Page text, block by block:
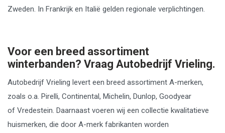
Zweden. In Frankrijk en Italië gelden regionale verplichtingen.
Voor een breed assortiment
winterbanden? Vraag Autobedrijf Vrieling.
Autobedrijf Vrieling levert een breed assortiment A-merken,
zoals o.a. Pirelli, Continental, Michelin, Dunlop, Goodyear
of Vredestein. Daarnaast voeren wij een collectie kwalitatieve
huismerken, die door A-merk fabrikanten worden